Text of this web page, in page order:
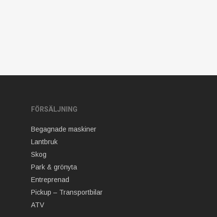
FÖRSÄLJNING
Begagnade maskiner
Lantbruk
Skog
Park & grönyta
Entreprenad
Pickup – Transportbilar
ATV